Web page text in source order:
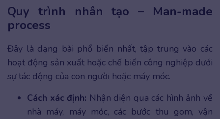
Quy trình nhân tạo – Man-made
process
Đây là dạng bài phổ biến nhất, tập trung vào các
hoạt động sản xuất hoặc chế biến công nghiệp dưới
sự tác động của con người hoặc máy móc.
Cách xác định: Nhận diện qua các hình ảnh về
nhà máy, máy móc, các bước thu gom, vận